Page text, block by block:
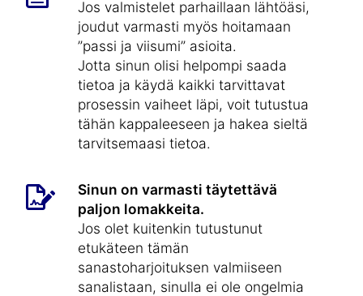
Jos valmistelet parhaillaan lähtöäsi,
joudut varmasti myös hoitamaan
”passi ja viisumi” asioita.
Jotta sinun olisi helpompi saada
tietoa ja käydä kaikki tarvittavat
prosessin vaiheet läpi, voit tutustua
tähän kappaleeseen ja hakea sieltä
tarvitsemaasi tietoa.
Sinun on varmasti täytettävä
paljon lomakkeita.
Jos olet kuitenkin tutustunut
etukäteen tämän
sanastoharjoituksen valmiiseen
sanalistaan, sinulla ei ole ongelmia